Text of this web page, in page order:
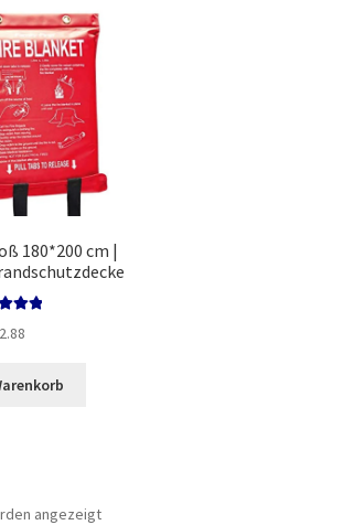
180*200 cm |
angezeigtNach